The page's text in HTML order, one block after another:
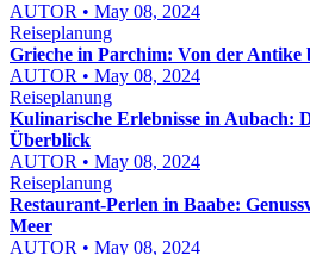
AUTOR • May 08, 2024
Reiseplanung
Grieche in Parchim: Von der Antike
AUTOR • May 08, 2024
Reiseplanung
Kulinarische Erlebnisse in Aubach:
Überblick
AUTOR • May 08, 2024
Reiseplanung
Restaurant-Perlen in Baabe:
Meer
AUTOR • May 08, 2024